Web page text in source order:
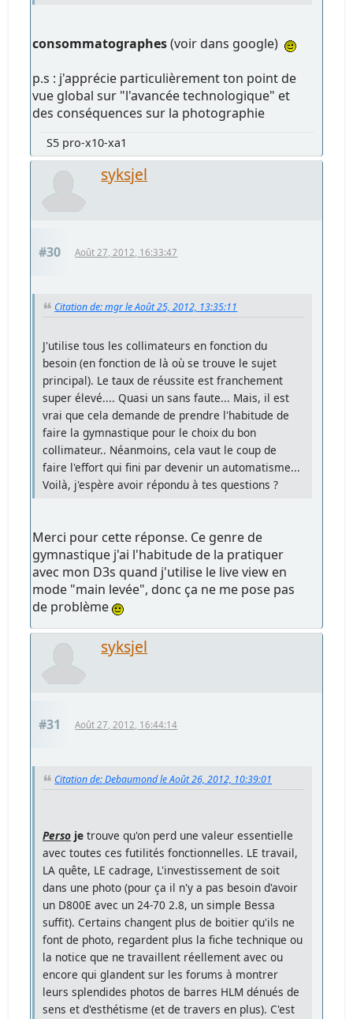
consommatographes(voir dans google)
p.s : j'apprécie particulièrement ton point de
vue global sur "l'avancée technologique" et
des conséquences sur la photographie
S5 pro-x10-xa1
syksjel
#30 Août 27, 2012, 16:33:47
Citation de: mgr le Août 25, 2012, 13:35:11
J'utilise tous les collimateurs en fonction du
besoin (en fonction de là où se trouve le sujet
principal). Le taux de réussite est franchement
super élevé.... Quasi un sans faute... Mais, il est
vrai que cela demande de prendre l'habitude de
faire la gymnastique pour le choix du bon
collimateur.. Néanmoins, cela vaut le coup de
faire l'effort qui fini par devenir un automatisme...
Voilà, j'espère avoir répondu à tes questions ?
Merci pour cette réponse. Ce genre de
gymnastique j'ai l'habitude de la pratiquer
avec mon D3s quand j'utilise le live view en
mode "main levée", donc ça ne me pose pas
de problème
syksjel
#31 Août 27, 2012, 16:44:14
Citation de: Debaumond le Août 26, 2012, 10:39:01
Perso je trouve qu'on perd une valeur essentielle
avec toutes ces futilités fonctionnelles. LE travail,
LA quête, LE cadrage, L'investissement de soit
dans une photo (pour ça il n'y a pas besoin d'avoir
un D800E avec un 24-70 2.8, un simple Bessa
suffit). Certains changent plus de boitier qu'ils ne
font de photo, regardent plus la fiche technique ou
la notice que ne travaillent réellement avec ou
encore qui glandent sur les forums à montrer
leurs splendides photos de barres HLM dénués de
sens et d'esthétisme (et de travers en plus). C'est